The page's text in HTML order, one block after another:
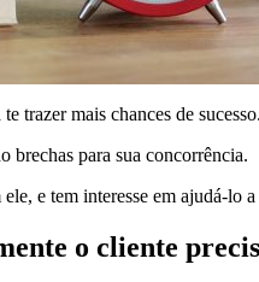
trazer mais chances de sucesso.
brechas para sua concorrência.
e tem interesse em ajudá-lo
o cliente